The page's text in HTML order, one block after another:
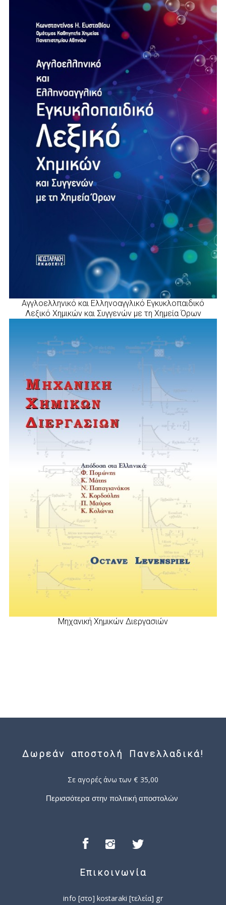
Αγγλοελληνικό και Ελληνοαγγλικό Εγκυκλοπαιδικό
Λεξικό Χημικών και Συγγενών με τη Χημεία Όρων
Μηχανική Χημικών Διεργασιών
Δωρεάν αποστολή Πανελλαδικά!
Σε αγορές άνω των € 35,00
Περισσότερα στην πολιτική αποστολών
Επικοινωνία
info [στο] kostaraki [τελεία] gr